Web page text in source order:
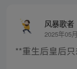
风暴歌者
2025年05
**重生后皇后